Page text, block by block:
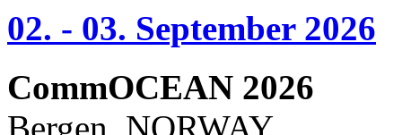
02. - 03. September 2026
CommOCEAN 2026
Bergen, NORWAY